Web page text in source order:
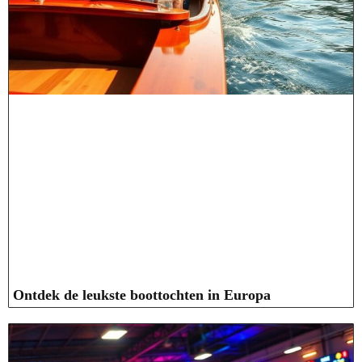
Ontdek de leukste boottochten in Europa